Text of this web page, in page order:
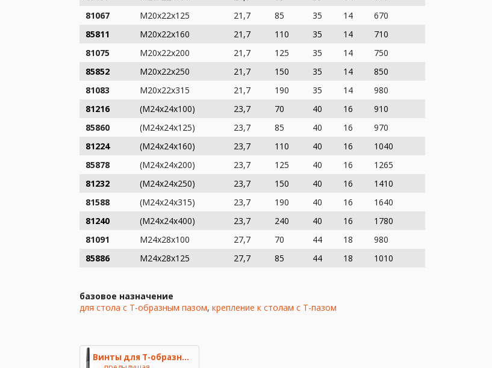
81067
M20x22x125 21,7 85 35 14
670
85811
M20x22x160 21,7 110 35 14
710
81075
M20x22x200 21,7 125 35 14
750
85852
M20x22x250 21,7 150 35 14
850
81083
M20x22x315 21,7 190 35 14
980
81216
(M24x24x100) 23,7 70 40 16
910
85860
(M24x24x125) 23,7 85 40 16
970
81224
(M24x24x160) 23,7 110 40 16
1040
85878
(M24x24x200) 23,7 125 40 16
1265
81232
(M24x24x250) 23,7 150 40 16
1410
81588
(M24x24x315) 23,7 190 40 16
1640
81240
(M24x24x400) 23,7 240 40 16
1780
81091
M24x28x100 27,7 70 44 18
980
85886
M24x28x125 27,7 85 44 18 1010
базовое назначение
для стола с Т-образным пазом, крепление к столам с Т-пазом
Винты для T-образных пазов AMF